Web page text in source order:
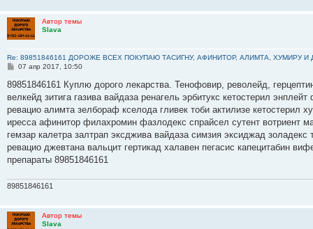
Автор темы
Slava
Re: 89851846161 ДОРОЖЕ ВСЕХ ПОКУПАЮ ТАСИГНУ, АФИНИТОР, АЛИМТА, ХУМИРУ И
С
о
щ
е
и
е
07 апр 2017, 10:50
89851846161 Куплю дорого лекарства. Тенофовир, револейд,
велкейд зитига газива вайдаза ренагель эрбитукс кетостерил
ревацио алимта зелбораф кселода гливек тоби актилизе кетостерил
иресса афинитор филахромин фазлодекс спрайсел сутент вотриент
гемзар калетра залтрап эксджива вайдаза симзия эксиджад
ревацио джевтана вальцит гертикад халавен пегасис капецитабин
препараты 89851846161
89851846161
Автор темы
Slava